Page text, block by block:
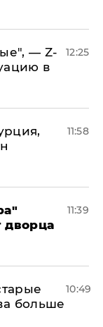
— Z-
в
12:25
11:58
дворца
11:39
больше
10:49